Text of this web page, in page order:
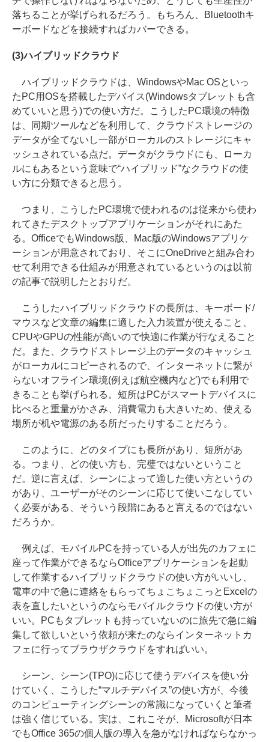
落ちることが挙げられるだろう。もちろん、Bluetoothキ
ーボードなどを接続すればカバーできる。
(3)ハイブリッドクラウド
ハイブリッドクラウドは、WindowsやMac OSといっ
たPC用OSを搭載したデバイス(Windowsタブレットも含
めていいと思う)での使い方だ。こうしたPC環境の特徴
は、同期ツールなどを利用して、クラウドストレージの
データが全てないし一部がローカルのストレージにキャ
ッシュされている点だ。データがクラウドにも、ローカ
ルにもあるという意味で“ハイブリッド”なクラウドの使
い方に分類できると思う。
つまり、こうしたPC環境で使われるのは従来から使わ
れてきたデスクトップアプリケーションがそれにあた
る。OfficeでもWindows版、Mac版のWindowsアプリケ
ーションが用意されており、そこにOneDriveと組み合わ
せて利用できる仕組みが用意されているというのは以前
の記事で説明したとおりだ。
こうしたハイブリッドクラウドの長所は、キーボード/
マウスなど文章の編集に適した入力装置が使えること、
CPUやGPUの性能が高いので快適に作業が行なえること
だ。また、クラウドストレージ上のデータのキャッシュ
がローカルにコピーされるので、インターネットに繋が
らないオフライン環境(例えば航空機内など)でも利用で
きることも挙げられる。短所はPCがスマートデバイスに
比べると重量がかさみ、消費電力も大きいため、使える
場所が机や電源のある所だったりすることだろう。
このように、どのタイプにも長所があり、短所があ
る。つまり、どの使い方も、完璧ではないということ
だ。逆に言えば、シーンによって適した使い方というの
があり、ユーザーがそのシーンに応じて使いこなしてい
く必要がある、そういう段階にあると言えるのではない
だろうか。
例えば、モバイルPCを持っている人が出先のカフェに
座って作業ができるならOfficeアプリケーションを起動
して作業するハイブリッドクラウドの使い方がいいし、
電車の中で急に連絡をもらってちょこちょこっとExcelの
表を直したいというのならモバイルクラウドの使い方が
いい。PCもタブレットも持っていないのに旅先で急に編
集して欲しいという依頼が来たのならインターネットカ
フェに行ってブラウザクラウドをすればいい。
シーン、シーン(TPO)に応じて使うデバイスを使い分
けていく、こうした“マルチデバイス”の使い方が、今後
のコンピューティングシーンの常識になっていくと筆者
は強く信じている。実は、これこそが、Microsoftが日本
でもOffice 365の個人版の導入を急がなければならなかっ